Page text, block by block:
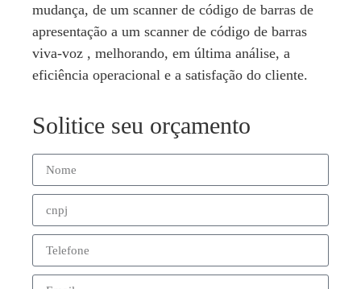
mudança, de um scanner de código de barras de
apresentação a um scanner de código de barras
viva-voz , melhorando, em última análise, a
eficiência operacional e a satisfação do cliente.
Solitice seu orçamento